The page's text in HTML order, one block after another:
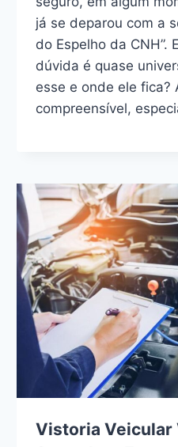
já se deparou com a
do Espelho da CNH”.
dúvida é quase
esse e onde ele fica?
compreensível,
Vistoria Veicular